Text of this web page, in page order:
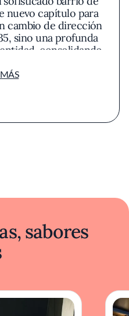
nuevo capítulo para
cambio de dirección
sino una profunda
consolidando
La esencia de su
del país.
sabores